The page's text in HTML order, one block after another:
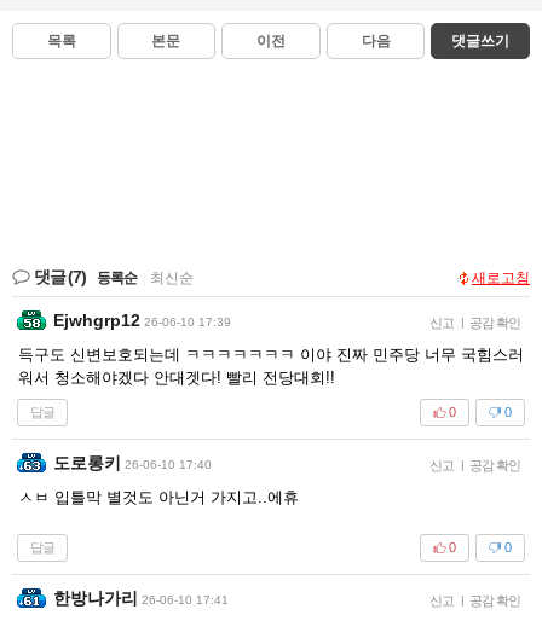
목록 본문 이전 다음 댓글쓰기
댓글(7) 등록순 최신순 새로고침
Ejwhgrp12 26-06-10 17:39 신고 | 공감 확인
득구도 신변보호되는데 ㅋㅋㅋㅋㅋㅋㅋ 이야 진짜 민주당 너무 국힘스러
워서 청소해야겠다 안대겟다! 빨리 전당대회!!
답글 0
0
도로롱키 26-06-10 17:40 신고 | 공감 확인
ㅅㅂ 입틀막 별것도 아닌거 가지고..에휴
답글 0
0
한방나가리 26-06-10 17:41 신고 | 공감 확인